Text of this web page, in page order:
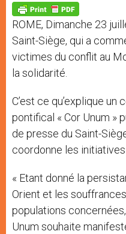
p
p
g
e
r
o
k
ROME, Dimanche 23
Saint-Siège, qui a
victimes du conflit au
la solidarité.
C’est ce qu’explique un
pontifical « Cor Unum »
de presse du Saint-
coordonne les
« Etant donné la
Orient et les
populations
Unum souhaite